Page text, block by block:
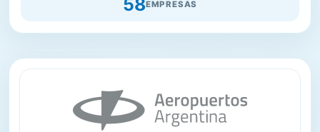
58EMPRESAS